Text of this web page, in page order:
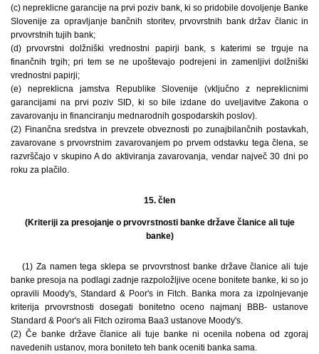
(c) nepreklicne garancije na prvi poziv bank, ki so pridobile dovoljenje Banke
Slovenije za opravljanje bančnih storitev, prvovrstnih bank držav članic in
prvovrstnih tujih bank;
(d) prvovrstni dolžniški vrednostni papirji bank, s katerimi se trguje na
finančnih trgih; pri tem se ne upoštevajo podrejeni in zamenljivi dolžniški
vrednostni papirji;
(e) nepreklicna jamstva Republike Slovenije (vključno z nepreklicnimi
garancijami na prvi poziv SID, ki so bile izdane do uveljavitve Zakona o
zavarovanju in financiranju mednarodnih gospodarskih poslov).
(2) Finančna sredstva in prevzete obveznosti po zunajbilančnih postavkah,
zavarovane s prvovrstnim zavarovanjem po prvem odstavku tega člena, se
razvrščajo v skupino A do aktiviranja zavarovanja, vendar največ 30 dni po
roku za plačilo.
15. člen
(Kriteriji za presojanje o prvovrstnosti banke države članice ali tuje
banke)
(1) Za namen tega sklepa se prvovrstnost banke države članice ali tuje
banke presoja na podlagi zadnje razpoložljive ocene bonitete banke, ki so jo
opravili Moody's, Standard & Poor's in Fitch. Banka mora za izpolnjevanje
kriterija prvovrstnosti dosegati bonitetno oceno najmanj BBB- ustanove
Standard & Poor's ali Fitch oziroma Baa3 ustanove Moody's.
(2) Če banke države članice ali tuje banke ni ocenila nobena od zgoraj
navedenih ustanov, mora boniteto teh bank oceniti banka sama.